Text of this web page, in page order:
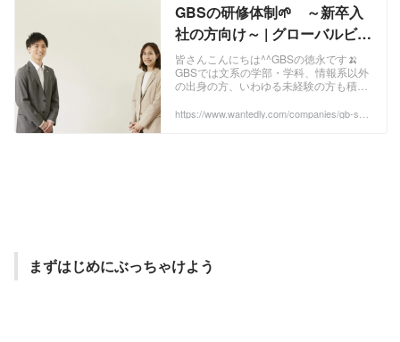
GBSの研修体制🌱 ～新卒入
社の方向け～ | グローバルビジ
ネスソリューション株式会社
皆さんこんにちは^^GBSの徳永です🍌
GBSでは文系の学部・学科、情報系以外
の出身の方、いわゆる未経験の方も積極
経験からでも活躍できるのか、入社後の
https://www.wantedly.com/companies/gb-sol
まずはじめにぶっちゃけよう